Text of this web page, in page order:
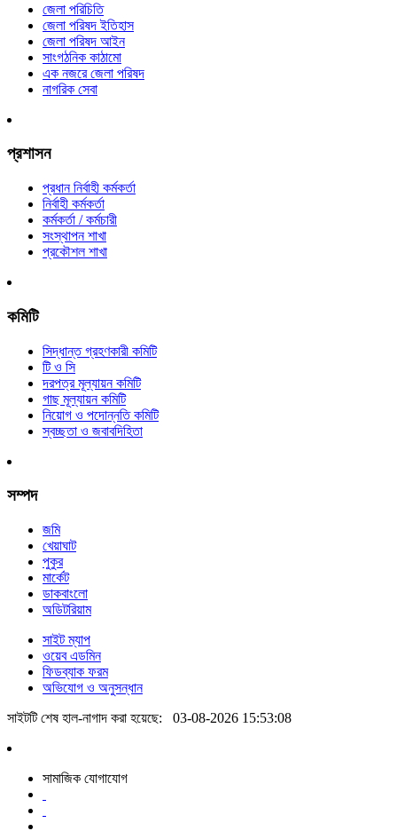
জেলা পরিচিতি
জেলা পরিষদ ইতিহাস
জেলা পরিষদ আইন
সাংগঠনিক কাঠামো
এক নজরে জেলা পরিষদ
নাগরিক সেবা
প্রশাসন
প্রধান নির্বাহী কর্মকর্তা
নির্বাহী কর্মকর্তা
কর্মকর্তা / কর্মচারী
সংস্থাপন শাখা
প্রকৌশল শাখা
কমিটি
সিদ্ধান্ত গ্রহণকারী কমিটি
টি ও সি
দরপত্র মূল্যায়ন কমিটি
গাছ মূল্যায়ন কমিটি
নিয়োগ ও পদোন্নতি কমিটি
স্বচ্ছতা ও জবাবদিহিতা
সম্পদ
জমি
খেয়াঘাট
পুকুর
মার্কেট
ডাকবাংলো
অডিটরিয়াম
সাইট ম্যাপ
ওয়েব এডমিন
ফিডব্যাক ফরম
অভিযোগ ও অনুসন্ধান
সাইটটি শেষ হাল-নাগাদ করা হয়েছে: 03-08-2026 15:53:08
সামাজিক যোগাযোগ